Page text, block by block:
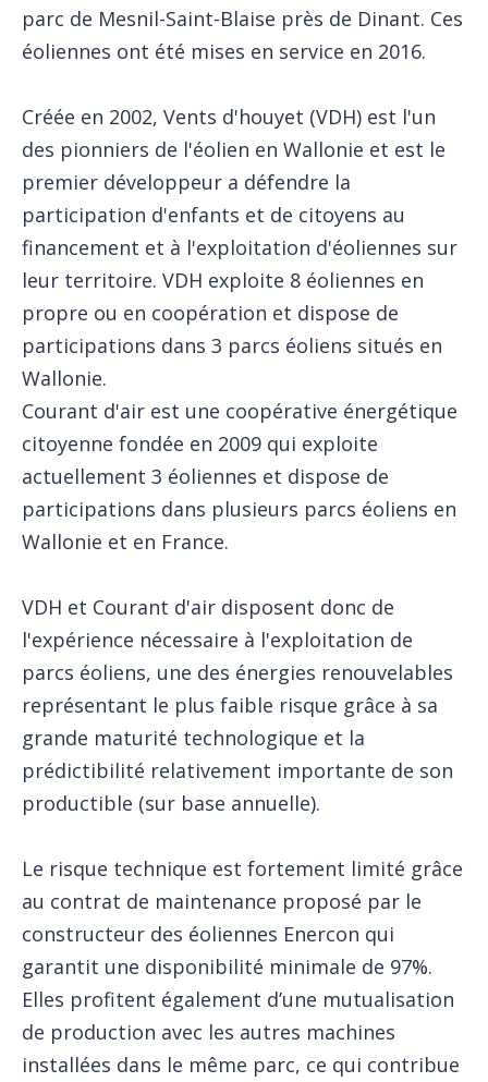
parc de Mesnil-Saint-Blaise près de Dinant. Ces
éoliennes ont été mises en service en 2016.
Créée en 2002, Vents d'houyet (VDH) est l'un
des pionniers de l'éolien en Wallonie et est le
premier développeur a défendre la
participation d'enfants et de citoyens au
financement et à l'exploitation d'éoliennes sur
leur territoire. VDH exploite 8 éoliennes en
propre ou en coopération et dispose de
participations dans 3 parcs éoliens situés en
Wallonie.
Courant d'air est une coopérative énergétique
citoyenne fondée en 2009 qui exploite
actuellement 3 éoliennes et dispose de
participations dans plusieurs parcs éoliens en
Wallonie et en France.
VDH et Courant d'air disposent donc de
l'expérience nécessaire à l'exploitation de
parcs éoliens, une des énergies renouvelables
représentant le plus faible risque grâce à sa
grande maturité technologique et la
prédictibilité relativement importante de son
productible (sur base annuelle).
Le risque technique est fortement limité grâce
au contrat de maintenance proposé par le
constructeur des éoliennes Enercon qui
garantit une disponibilité minimale de 97%.
Elles profitent également d’une mutualisation
de production avec les autres machines
installées dans le même parc, ce qui contribue